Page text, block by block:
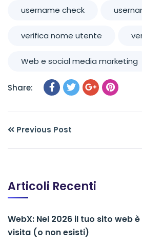
username check
verifica nome utente
Web e social media marketing
Share:
Previous Post
Articoli Recenti
WebX: Nel 2026 il tuo sito web
visita (o non esisti)